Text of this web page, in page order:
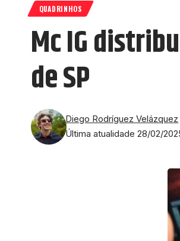
QUADRINHOS
Mc IG
de SP
Última atualidade 28/02/
Diego Rodríguez Velázquez